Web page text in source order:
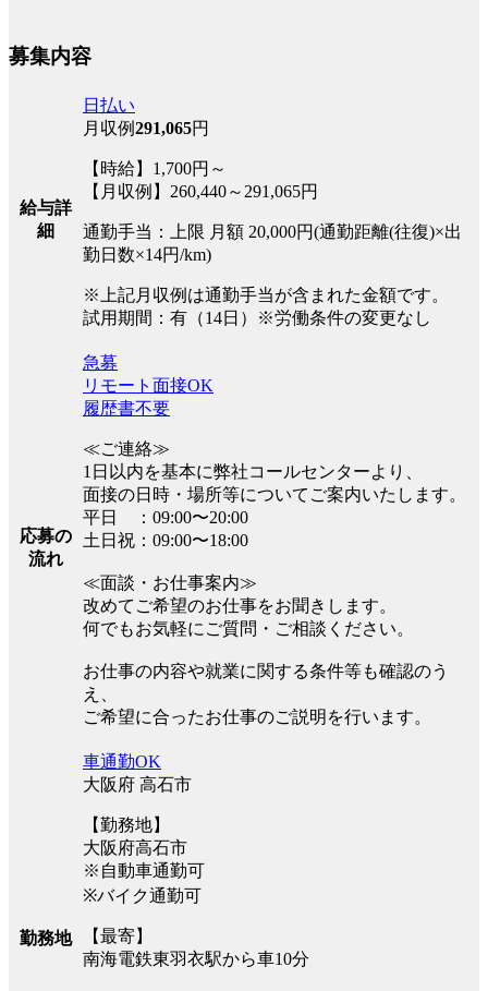
募集内容
給与詳
細
日払い
月収例291,065円
【時給】1,700円～
【月収例】260,440～291,065円
通勤手当：上限 月額 20,000円(通勤距離(往復)×出
勤日数×14円/km)
※上記月収例は通勤手当が含まれた金額です。
試用期間：有（14日）※労働条件の変更なし
応募の
流れ
急募
リモート面接OK
履歴書不要
≪ご連絡≫
1日以内を基本に弊社コールセンターより、
面接の日時・場所等についてご案内いたします。
平日 ：09:00〜20:00
土日祝：09:00〜18:00
≪面談・お仕事案内≫
改めてご希望のお仕事をお聞きします。
何でもお気軽にご質問・ご相談ください。
お仕事の内容や就業に関する条件等も確認のう
え、
ご希望に合ったお仕事のご説明を行います。
勤務地
車通勤OK
大阪府 高石市
【勤務地】
大阪府高石市
※自動車通勤可
※バイク通勤可
【最寄】
南海電鉄東羽衣駅から車10分